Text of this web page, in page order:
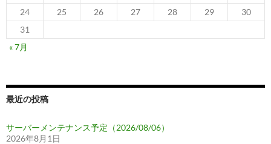
24
25 26 27 28 29
30
31
« 7月
最近の投稿
サーバーメンテナンス予定（2026/08/06）
2026年8月1日